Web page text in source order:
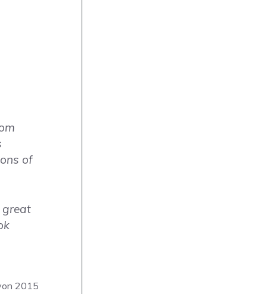
of
great
2015